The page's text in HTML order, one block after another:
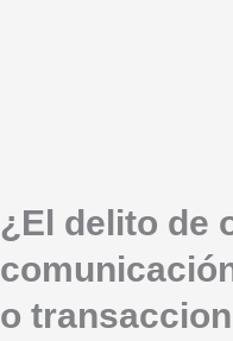
¿El delito de
o